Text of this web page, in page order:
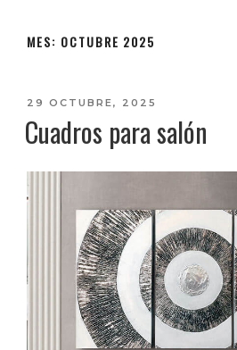
MES: OCTUBRE 2025
PUBLICADO
29 OCTUBRE, 2025
Cuadros para salón